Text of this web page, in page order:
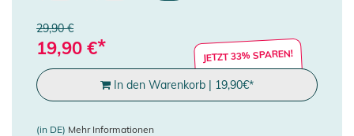
29,90 €
19,90 €* JETZT 33% SPAREN!
In den Warenkorb | 19,90€*
(in DE) Mehr Informationen